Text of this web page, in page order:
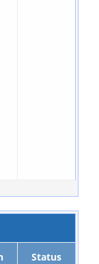
Status